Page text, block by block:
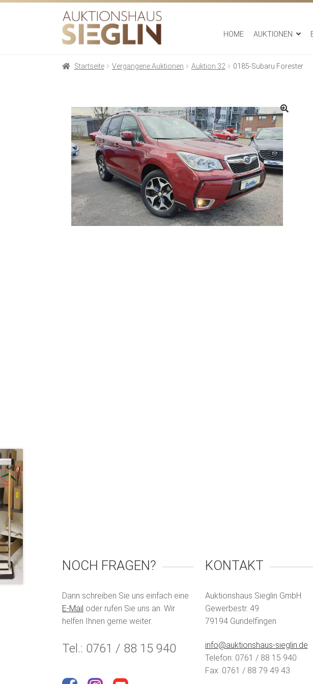
Zur
Navigation
springen
Zum
Inhalt
springen
HOME AUKTIONEN
Startseite Vergangene Auktionen Auktion 32 0185-Subaru Forester
NOCH FRAGEN?
Dann schreiben Sie uns einfach eine
E-Mail oder rufen Sie uns an. Wir
helfen Ihnen gerne weiter.
Tel.: 0761 / 88 15 940
KONTAKT
Auktionshaus Sieglin GmbH
Gewerbestr. 49
79194 Gundelfingen
info@auktionshaus-sieglin.de
Telefon: 0761 / 88 15 940
Fax: 0761 / 88 79 49 43